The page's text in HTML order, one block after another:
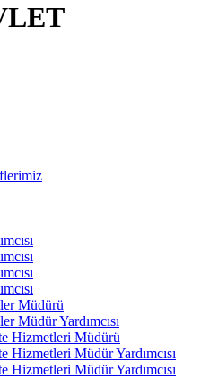
Müdürü
Müdür Yardımcısı
Hizmetleri Müdürü
Hizmetleri Müdür Yardımcısı
Hizmetleri Müdür Yardımcısı